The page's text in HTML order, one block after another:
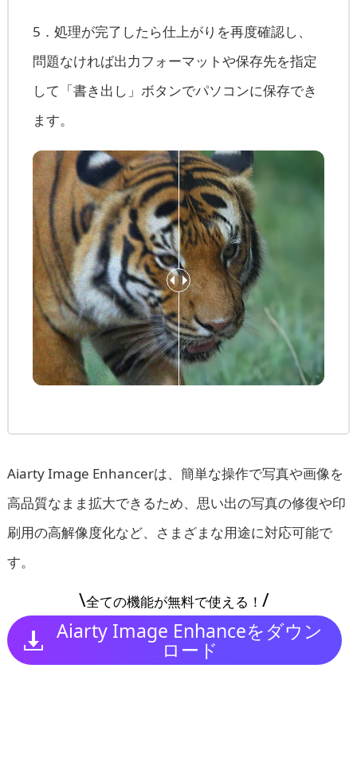
5．処理が完了したら仕上がりを再度確認し、
問題なければ出力フォーマットや保存先を指定
して「書き出し」ボタンでパソコンに保存でき
ます。
Aiarty Image Enhancerは、簡単な操作で写真や画像を
高品質なまま拡大できるため、思い出の写真の修復や印
刷用の高解像度化など、さまざまな用途に対応可能で
す。
\全ての機能が無料で使える！/
Aiarty Image Enhanceをダウン
ロード